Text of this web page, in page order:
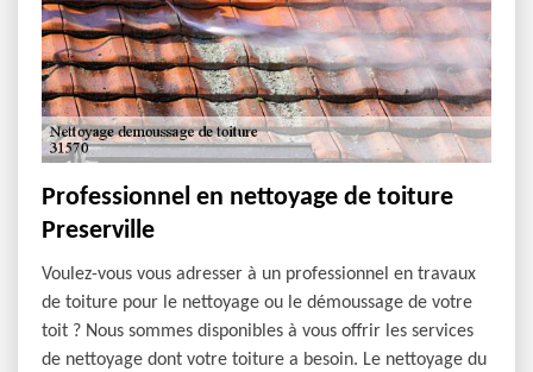
Professionnel en nettoyage de toiture
Preserville
Voulez-vous vous adresser à un professionnel en travaux
de toiture pour le nettoyage ou le démoussage de votre
toit ? Nous sommes disponibles à vous offrir les services
de nettoyage dont votre toiture a besoin. Le nettoyage du